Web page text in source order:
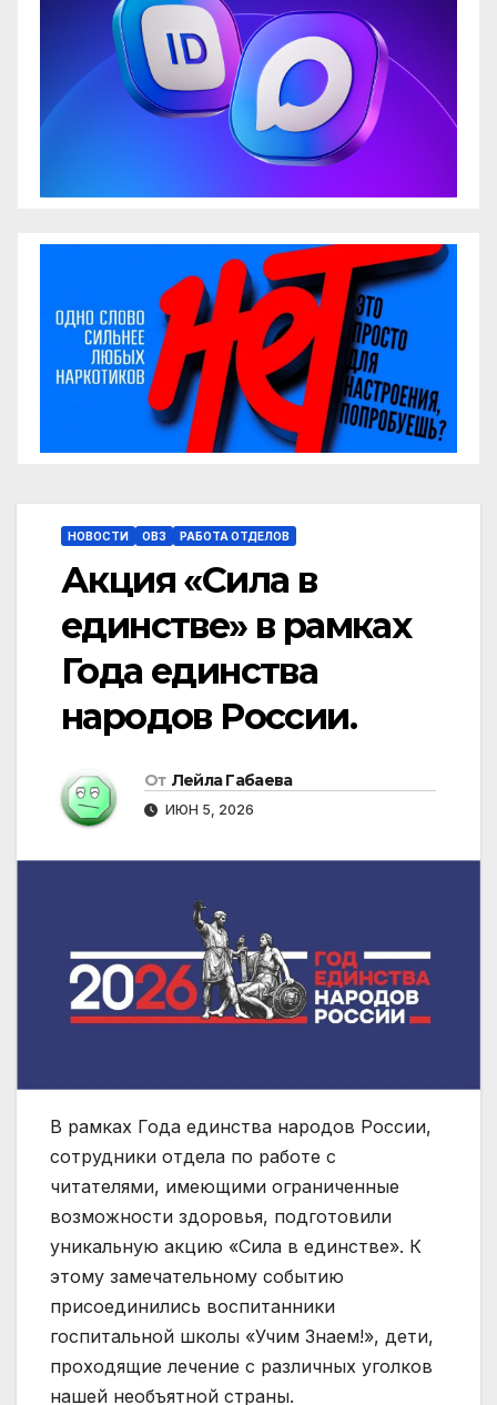
НОВОСТИ ОВЗ РАБОТА ОТДЕЛОВ
Акция «Сила в
единстве» в рамках
Года единства
народов России.
От Лейла Габаева
ИЮН 5, 2026
В рамках Года единства народов России,
сотрудники отдела по работе с
читателями, имеющими ограниченные
возможности здоровья, подготовили
уникальную акцию «Сила в единстве». К
этому замечательному событию
присоединились воспитанники
госпитальной школы «Учим Знаем!», дети,
проходящие лечение с различных уголков
нашей необъятной страны.